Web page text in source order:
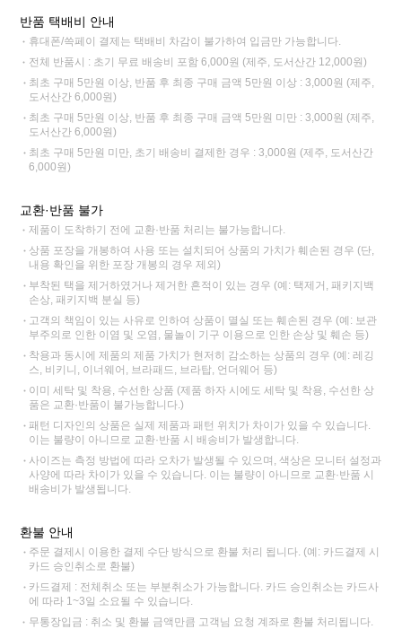
반품 택배비 안내
휴대폰/쓱페이 결제는 택배비 차감이 불가하여 입금만 가능합니다.
전체 반품시 : 초기 무료 배송비 포함 6,000원 (제주, 도서산간 12,000원)
최초 구매 5만원 이상, 반품 후 최종 구매 금액 5만원 이상 : 3,000원 (제주,
도서산간 6,000원)
최초 구매 5만원 이상, 반품 후 최종 구매 금액 5만원 미만 : 3,000원 (제주,
도서산간 6,000원)
최초 구매 5만원 미만, 초기 배송비 결제한 경우 : 3,000원 (제주, 도서산간
6,000원)
교환·반품 불가
제품이 도착하기 전에 교환·반품 처리는 불가능합니다.
상품 포장을 개봉하여 사용 또는 설치되어 상품의 가치가 훼손된 경우 (단,
내용 확인을 위한 포장 개봉의 경우 제외)
부착된 택을 제거하였거나 제거한 흔적이 있는 경우 (예: 택제거, 패키지백
손상, 패키지백 분실 등)
고객의 책임이 있는 사유로 인하여 상품이 멸실 또는 훼손된 경우 (예: 보관
부주의로 인한 이염 및 오염, 물놀이 기구 이용으로 인한 손상 및 훼손 등)
착용과 동시에 제품의 제품 가치가 현저히 감소하는 상품의 경우 (예: 레깅
스, 비키니, 이너웨어, 브라패드, 브라탑, 언더웨어 등)
이미 세탁 및 착용, 수선한 상품 (제품 하자 시에도 세탁 및 착용, 수선한 상
품은 교환·반품이 불가능합니다.)
패턴 디자인의 상품은 실제 제품과 패턴 위치가 차이가 있을 수 있습니다.
이는 불량이 아니므로 교환·반품 시 배송비가 발생합니다.
사이즈는 측정 방법에 따라 오차가 발생될 수 있으며, 색상은 모니터 설정과
사양에 따라 차이가 있을 수 있습니다. 이는 불량이 아니므로 교환·반품 시
배송비가 발생됩니다.
환불 안내
주문 결제시 이용한 결제 수단 방식으로 환불 처리 됩니다. (예: 카드결제 시
카드 승인취소로 환불)
카드결제 : 전체취소 또는 부분취소가 가능합니다. 카드 승인취소는 카드사
에 따라 1~3일 소요될 수 있습니다.
무통장입금 : 취소 및 환불 금액만큼 고객님 요청 계좌로 환불 처리됩니다.